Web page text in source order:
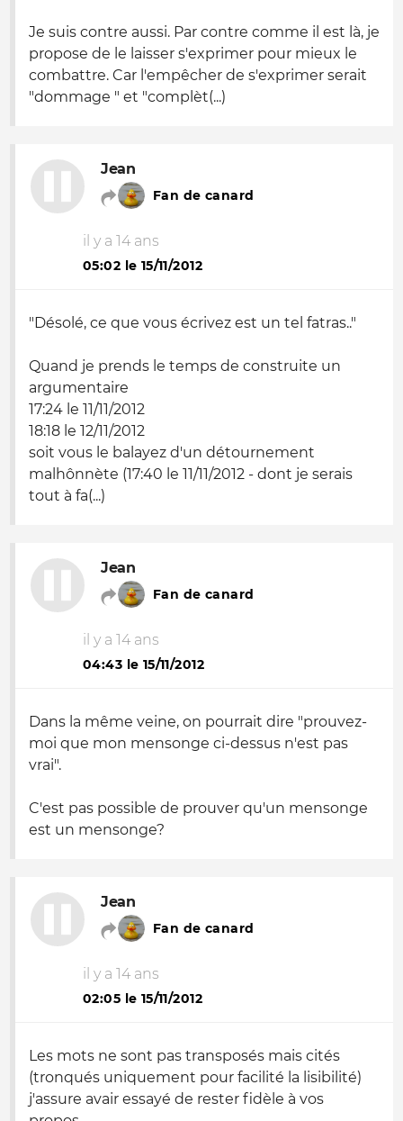
Je suis contre aussi. Par contre comme il est là, je
propose de le laisser s'exprimer pour mieux le
combattre. Car l'empêcher de s'exprimer serait
"dommage " et "complèt(...)
Jean
Fan de canard
il y a 14 ans
05:02 le 15/11/2012
"Désolé, ce que vous écrivez est un tel fatras.."
Quand je prends le temps de construite un
argumentaire
17:24 le 11/11/2012
18:18 le 12/11/2012
soit vous le balayez d'un détournement
malhônnète (17:40 le 11/11/2012 - dont je serais
tout à fa(...)
Jean
Fan de canard
il y a 14 ans
04:43 le 15/11/2012
Dans la même veine, on pourrait dire "prouvez-
moi que mon mensonge ci-dessus n'est pas
vrai".
C'est pas possible de prouver qu'un mensonge
est un mensonge?
Jean
Fan de canard
il y a 14 ans
02:05 le 15/11/2012
Les mots ne sont pas transposés mais cités
(tronqués uniquement pour facilité la lisibilité)
j'assure avair essayé de rester fidèle à vos